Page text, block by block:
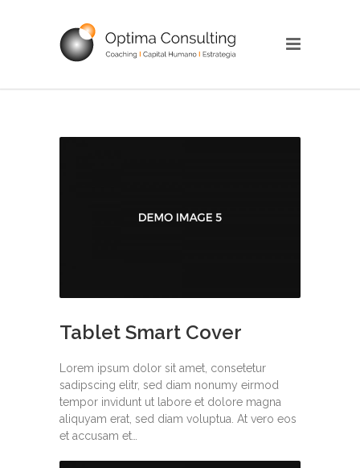
Tablet Smart Cover
Lorem ipsum dolor sit amet, consetetur
sadipscing elitr, sed diam nonumy eirmod
tempor invidunt ut labore et dolore magna
aliquyam erat, sed diam voluptua. At vero eos
et accusam et…